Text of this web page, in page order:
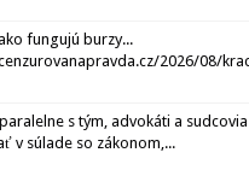
fungujú burzy...
2026/08/
s tým, advokáti a
v súlade so zákonom,...